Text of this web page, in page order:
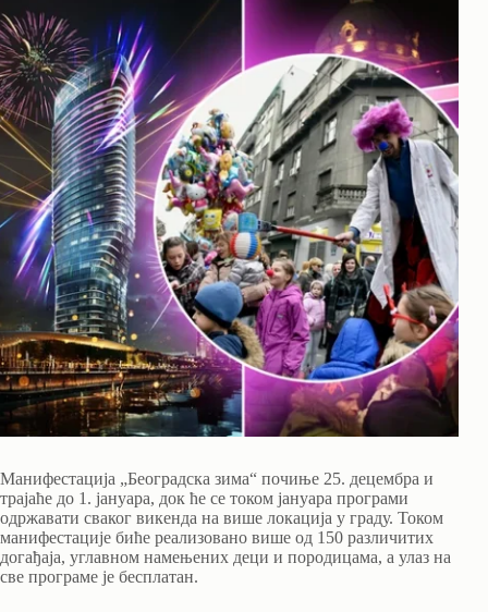
Манифестација „Београдска зима“ почиње 25. децембра и
трајаће до 1. јануара, док ће се током јануара програми
одржавати сваког викенда на више локација у граду. Током
манифестације биће реализовано више од 150 различитих
догађаја, углавном намењених деци и породицама, а улаз на
све програме је бесплатан.